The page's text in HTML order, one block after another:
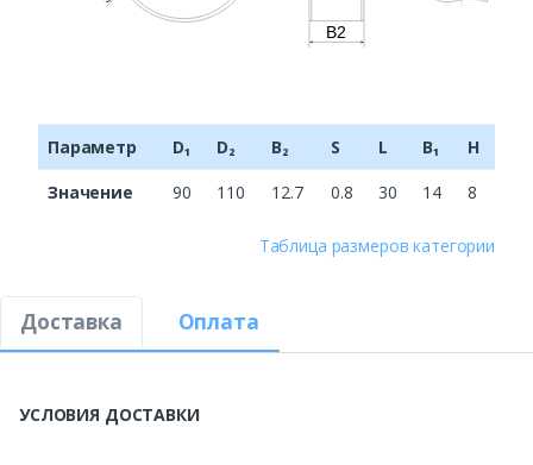
Параметр D₁ D₂ B₂ S L B₁
H
Значение
90 110 12.7 0.8 30 14 8
Таблица размеров категории
Доставка Оплата
УСЛОВИЯ ДОСТАВКИ